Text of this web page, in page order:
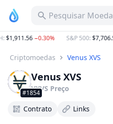
Pesquisar
:$1,911.56−0.30% S&P 500:
Criptomoedas Venus XVS
#1854
Venus XVS
VXVS Preço
Contrato Links